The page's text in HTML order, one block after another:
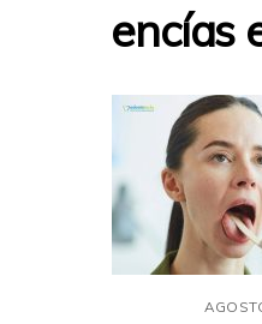
encías